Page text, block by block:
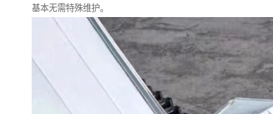
基本无需特殊维护。